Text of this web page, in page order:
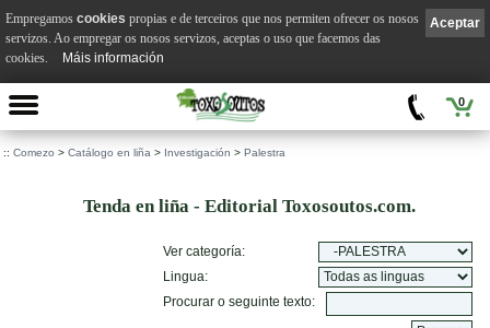
0
:: Comezo > Catálogo en liña > Investigación > Palestra
Tenda en liña - Editorial Toxosoutos.com.
Ver categoría:
Lingua:
Procurar o seguinte texto:
Aceptar
Empregamos cookies propias e de terceiros que nos permiten ofrecer os nosos
servizos. Ao empregar os nosos servizos, aceptas o uso que facemos das
cookies.
Máis información